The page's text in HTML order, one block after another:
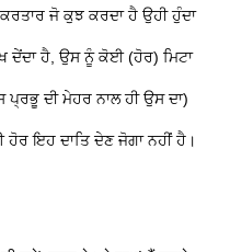
ਜੋ ਕੁਝ ਕਰਦਾ ਹੈ ਉਹੀ ਹੁੰਦਾ
ਦੇਂਦਾ ਹੈ, ਉਸ ਨੂੰ ਕੋਈ (ਹੋਰ) ਮਿਟਾ
ਦੀ ਮੇਹਰ ਨਾਲ ਹੀ ਉਸ ਦਾ)
ਇਹ ਦਾਤਿ ਦੇਣ ਜੋਗਾ ਨਹੀਂ ਹੈ।